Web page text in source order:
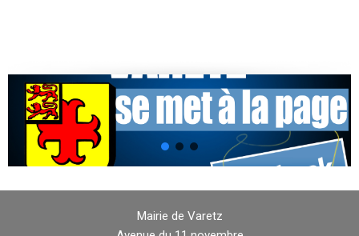
Mairie de Varetz